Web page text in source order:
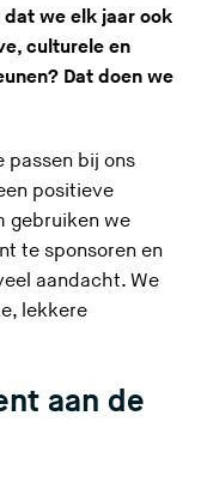
we elk jaar ook
culturele en
Dat doen we
passen bij ons
positieve
gebruiken we
te sponsoren en
aandacht. We
lekkere
aan de